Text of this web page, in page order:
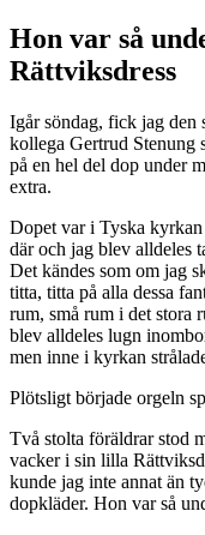
Hon var så
Rättviksdress
Igår söndag, fick jag den
kollega Gertrud Stenung
på en hel del dop under
extra.
Dopet var i Tyska
där och jag blev alldeles
Det kändes som om jag
titta, titta på alla dessa
rum, små rum i det stora
blev alldeles lugn
men inne i kyrkan
Plötsligt började orgeln
Två stolta föräldrar stod
vacker i sin lilla
kunde jag inte annat än
dopkläder. Hon var så